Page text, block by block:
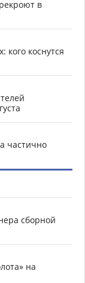
в
кого коснутся
частично
сборной
на